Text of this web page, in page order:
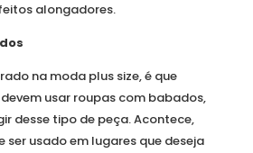
alongadores.
na moda plus size, é que
usar roupas com babados,
desse tipo de peça. Acontece,
ser usado em lugares que deseja